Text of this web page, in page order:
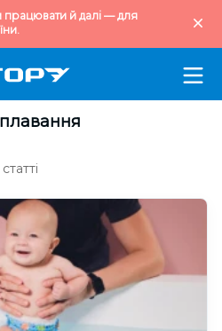
й далі — для